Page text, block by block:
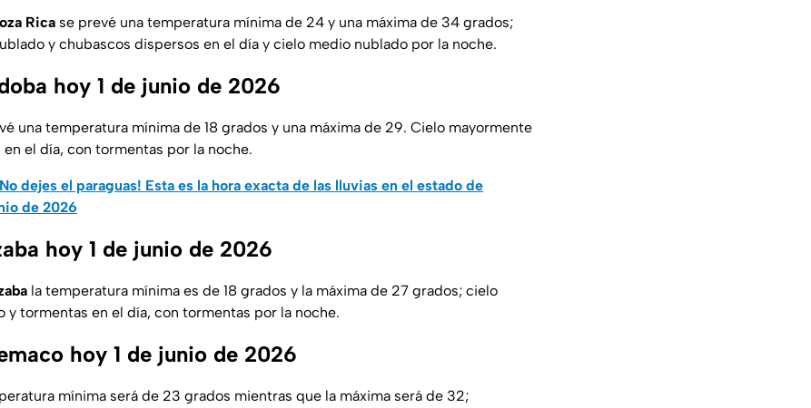
Rica se prevé una temperatura mínima de 24 y una máxima de 34 grados;
y chubascos dispersos en el día y cielo medio nublado por la noche.
hoy 1 de junio de 2026
una temperatura mínima de 18 grados y una máxima de 29. Cielo mayormente
el día, con tormentas por la noche.
dejes el paraguas! Esta es la hora exacta de las lluvias en el estado de
de 2026
hoy 1 de junio de 2026
la temperatura mínima es de 18 grados y la máxima de 27 grados; cielo
y tormentas en el día, con tormentas por la noche.
hoy 1 de junio de 2026
mínima será de 23 grados mientras que la máxima será de 32;